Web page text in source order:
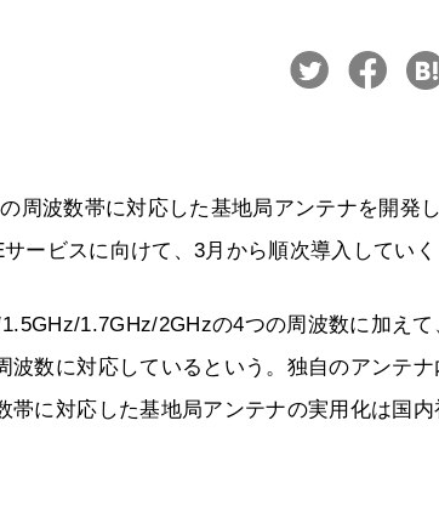
周波数帯に対応した基地局アンテナを開発
ービスに向けて、3月から順次導入していく
1.7GHz/2GHzの4つの周波数に加えて
数に対応しているという。独自のアンテ
に対応した基地局アンテナの実用化は国内